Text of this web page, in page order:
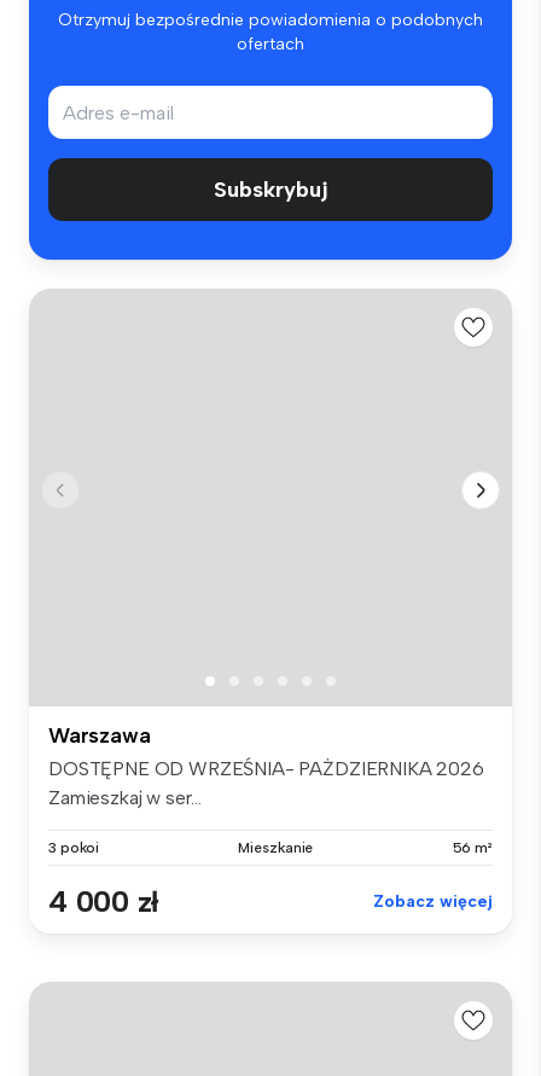
Otrzymuj bezpośrednie powiadomienia o podobnych
ofertach
Subskrybuj
Warszawa
DOSTĘPNE OD WRZEŚNIA- PAŻDZIERNIKA 2026
Zamieszkaj w ser...
3 pokoi Mieszkanie 56 m²
4 000 zł Zobacz więcej